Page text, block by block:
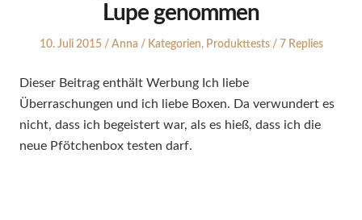
Lupe genommen
Posted
10. Juli 2015 Author
Anna
Posted
Kategorien, Produkttests 7 Replies
Dieser Beitrag enthält Werbung Ich liebe
Überraschungen und ich liebe Boxen. Da verwundert es
nicht, dass ich begeistert war, als es hieß, dass ich die
neue Pfötchenbox testen darf.